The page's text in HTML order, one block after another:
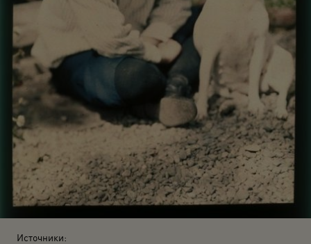
Источники: